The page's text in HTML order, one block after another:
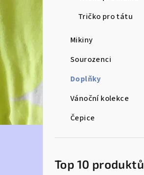
e
Tričko pro tátu
Mikiny
Sourozenci
Doplňky
Vánoční kolekce
Čepice
Top 10 produktů